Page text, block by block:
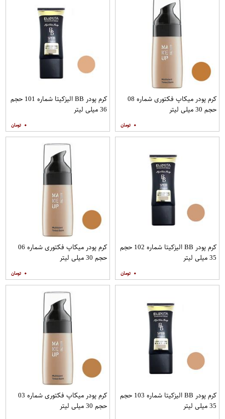
کرم پودر میکاپ فکتوری شماره 08
حجم 30 میلی لیتر
۰
کرم پودر BB الیزکیتا شماره 101 حجم
36 میلی لیتر
۰
کرم پودر BB الیزکیتا شماره 102 حجم
35 میلی لیتر
۰
کرم پودر میکاپ فکتوری شماره 06
حجم 30 میلی لیتر
۰
کرم پودر BB الیزکیتا شماره 103 حجم
35 میلی لیتر
کرم پودر میکاپ فکتوری شماره 03
حجم 30 میلی لیتر